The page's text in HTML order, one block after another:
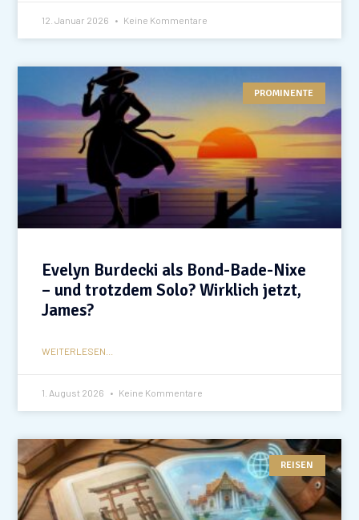
12. Januar 2026 Keine Kommentare
PROMINENTE
Evelyn Burdecki als Bond-Bade-Nixe
– und trotzdem Solo? Wirklich jetzt,
James?
WEITERLESEN...
1. August 2026 Keine Kommentare
REISEN